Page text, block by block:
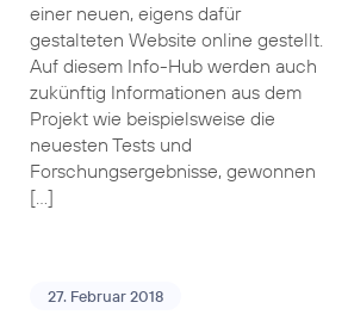
einer neuen, eigens dafür
gestalteten Website online gestellt.
Auf diesem Info-Hub werden auch
zukünftig Informationen aus dem
Projekt wie beispielsweise die
neuesten Tests und
Forschungsergebnisse, gewonnen
[…]
27. Februar 2018